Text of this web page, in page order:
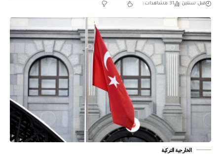
قبل سنتين 31 مشاهدات
الخارجية التركية